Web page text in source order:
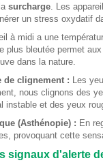
surcharge . Les
un stress oxydatif
à midi a une
plus bleutée permet
dans la nature.
de clignement : Les
nous clignons des
instable et des yeux
(Asthénopie) : En
provoquant cette
signaux d'alerte